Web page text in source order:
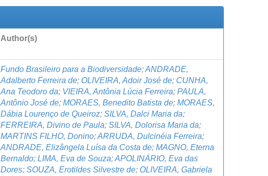
Author(s)
Fundo Brasileiro para a Biodiversidade;ANDRADE,
Adalberto Ferreira de; OLIVEIRA, Adoir José de; CUNHA,
Ana Teodoro da; VIEIRA, Antônia Lúcia Ferreira; PAULA,
Antônio José de; MORAES, Benedito Batista de; MORAES,
Dábia Lourenço de Queiroz; SILVA, Dalci Maria da;
FERREIRA, Divino de Paula; SILVA, Dolorisa Maria da;
MARTINS FILHO, Donino;ARRUDA, Dulcinéia Ferreira;
ANDRADE, Elizângela Luísa da Costa de; MAGNO, Eterna
Bernaldo; LIMA, Eva de Souza;APOLINÁRIO, Eva das
Dores; SOUZA, Erotildes Silvestre de; OLIVEIRA, Gabriela